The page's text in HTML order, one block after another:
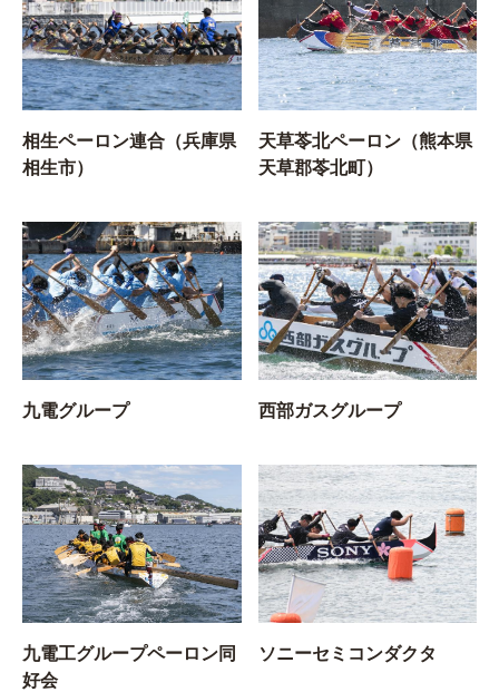
相生ペーロン連合（兵庫県
相生市）
天草苓北ペーロン（熊本県
天草郡苓北町）
九電グループ 西部ガスグループ
九電工グループペーロン同
好会
ソニーセミコンダクタ